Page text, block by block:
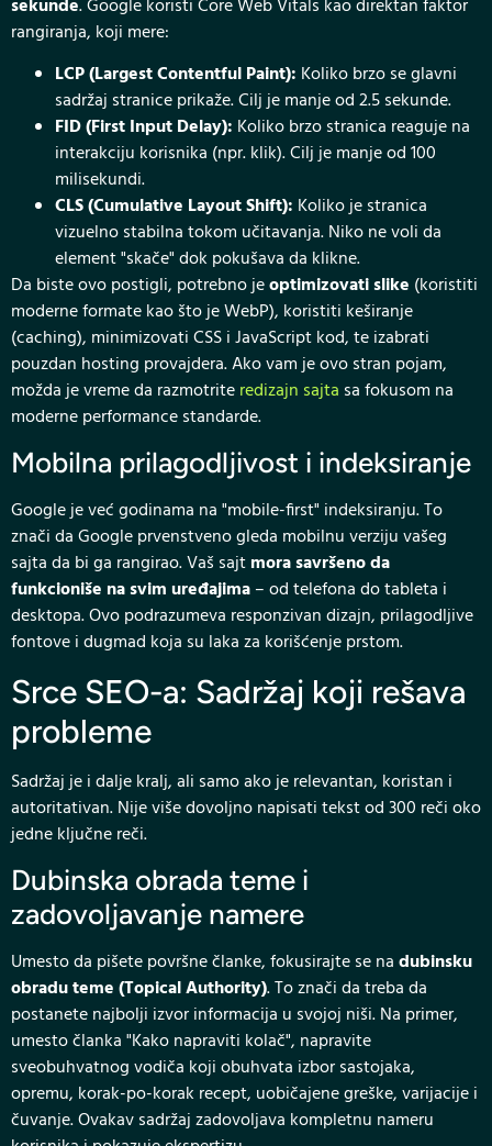
sekunde. Google koristi Core Web Vitals kao direktan faktor
rangiranja, koji mere:
LCP (Largest Contentful Paint): Koliko brzo se glavni
sadržaj stranice prikaže. Cilj je manje od 2.5 sekunde.
FID (First Input Delay): Koliko brzo stranica reaguje na
interakciju korisnika (npr. klik). Cilj je manje od 100
milisekundi.
CLS (Cumulative Layout Shift): Koliko je stranica
vizuelno stabilna tokom učitavanja. Niko ne voli da
element "skače" dok pokušava da klikne.
Da biste ovo postigli, potrebno jeoptimizovati slike (koristiti
moderne formate kao što je WebP), koristiti keširanje
(caching), minimizovati CSS i JavaScript kod, te izabrati
pouzdan hosting provajdera. Ako vam je ovo stran pojam,
možda je vreme da razmotriteredizajn sajta sa fokusom na
moderne performance standarde.
Mobilna prilagodljivost i indeksiranje
Google je već godinama na "mobile-first" indeksiranju. To
znači da Google prvenstveno gleda mobilnu verziju vašeg
sajta da bi ga rangirao. Vaš sajtmora savršeno da
funkcioniše na svim uređajima– od telefona do tableta i
desktopa. Ovo podrazumeva responzivan dizajn, prilagodljive
fontove i dugmad koja su laka za korišćenje prstom.
Srce SEO-a: Sadržaj koji rešava
probleme
Sadržaj je i dalje kralj, ali samo ako je relevantan, koristan i
autoritativan. Nije više dovoljno napisati tekst od 300 reči oko
jedne ključne reči.
Dubinska obrada teme i
zadovoljavanje namere
Umesto da pišete površne članke, fokusirajte se nadubinsku
obradu teme (Topical Authority). To znači da treba da
postanete najbolji izvor informacija u svojoj niši. Na primer,
umesto članka "Kako napraviti kolač", napravite
sveobuhvatnog vodiča koji obuhvata izbor sastojaka,
opremu, korak-po-korak recept, uobičajene greške, varijacije i
čuvanje. Ovakav sadržaj zadovoljava kompletnu nameru